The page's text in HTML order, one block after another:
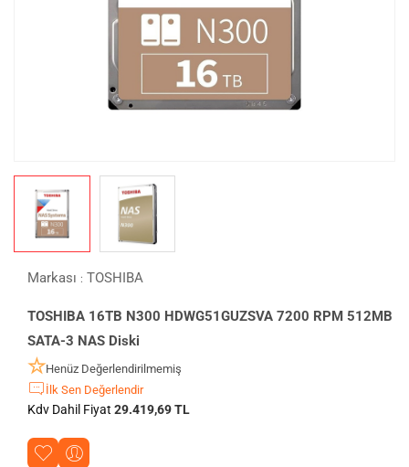
Markası : TOSHIBA
TOSHIBA 16TB N300 HDWG51GUZSVA 7200 RPM 512MB
SATA-3 NAS Diski
Henüz Değerlendirilmemiş
İlk Sen Değerlendir
Kdv Dahil Fiyat 29.419,69 TL